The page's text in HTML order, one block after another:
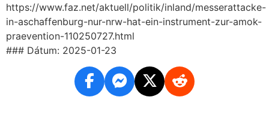
https://www.faz.net/aktuell/politik/inland/messerattacke-
in-aschaffenburg-nur-nrw-hat-ein-instrument-zur-amok-
praevention-110250727.html
### Dátum: 2025-01-23